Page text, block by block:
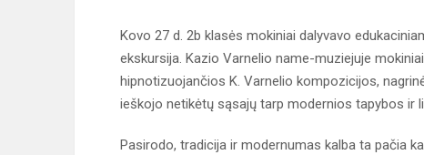
Kovo 27 d. 2b klasės mokiniai dalyvavo
ekskursija. Kazio Varnelio name-muziejuje
hipnotizuojančios K. Varnelio kompozicijos,
ieškojo netikėtų sąsajų tarp modernios tapybos ir
Pasirodo, tradicija ir modernumas kalba ta pačia